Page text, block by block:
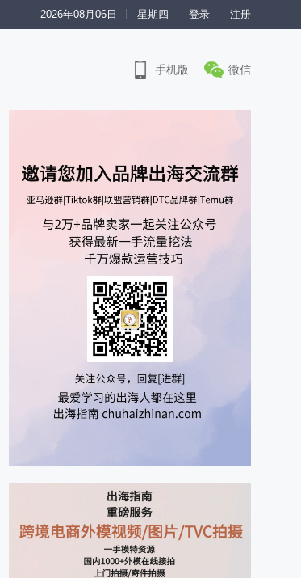
2026年08月06日 星期四 登录 注册
手机版 微信